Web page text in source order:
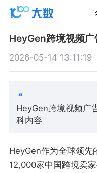
HeyGen跨境视频
2026-05-14 13:11:19
HeyGen跨境视频广
科内容
HeyGen作为全球领先
12,000家中国跨境卖